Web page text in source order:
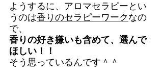
ようするに、アロマセラピーとい
うのは香りのセラピーワークなの
で、
香りの好き嫌いも含めて、選んで
ほしい！！
そう思っているんです＾＾